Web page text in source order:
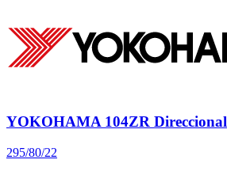
YOKOHAMA 104ZR Direccional
295/80/22